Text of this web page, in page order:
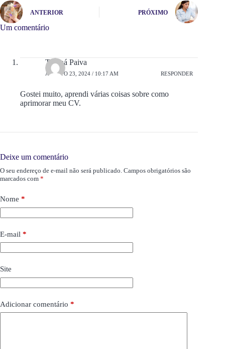
ANTERIOR PRÓXIMO
Um comentário
Thainá Paiva
AGOSTO 23, 2024 / 10:17 AM RESPONDER
Gostei muito, aprendi várias coisas sobre como
aprimorar meu CV.
Deixe um comentário
O seu endereço de e-mail não será publicado. Campos obrigatórios são
marcados com *
Nome *
E-mail *
Site
Adicionar comentário *